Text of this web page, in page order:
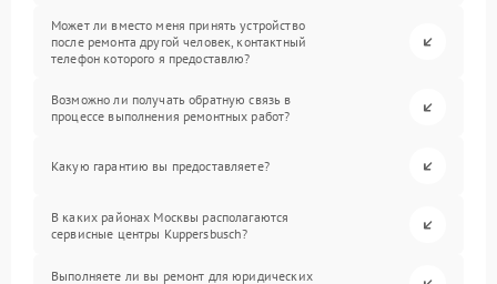
Может ли вместо меня принять устройство
после ремонта другой человек, контактный
телефон которого я предоставлю?
Возможно ли получать обратную связь в
процессе выполнения ремонтных работ?
Какую гарантию вы предоставляете?
В каких районах Москвы располагаются
сервисные центры Kuppersbusch?
Выполняете ли вы ремонт для юридических